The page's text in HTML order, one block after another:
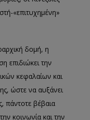
«επιτυχημένη»
δομή, η
επιδιώκει την
κεφαλαίων και
ώστε να αυξάνει
πάντοτε βέβαια
κοινωνία και την